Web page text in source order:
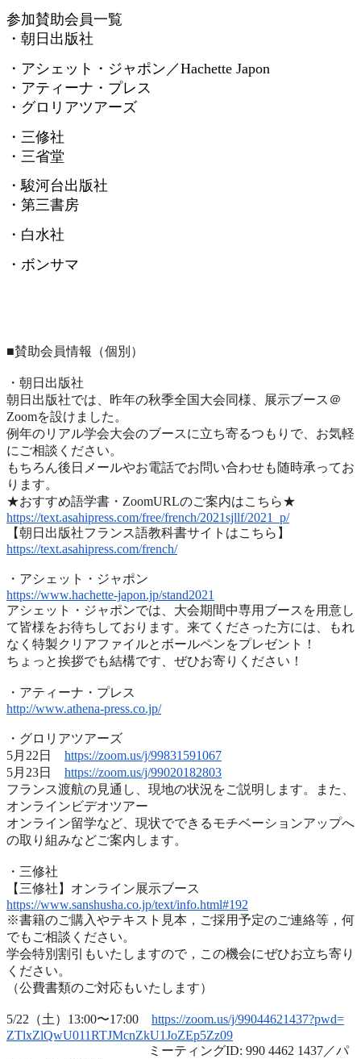
参加賛助会員一覧
・朝日出版社
・アシェット・ジャポン／Hachette Japon
・アティーナ・プレス
・グロリアツアーズ
・三修社
・三省堂
・駿河台出版社
・第三書房
・白水社
・ボンサマ
■賛助会員情報（個別）
・朝日出版社
朝日出版社では、昨年の秋季全国大会同様、展示ブース＠
Zoomを設けました。
例年のリアル学会大会のブースに立ち寄るつもりで、 お気軽
にご相談ください。
もちろん後日メールやお電話でお問い合わせも随時承ってお
ります。
★おすすめ語学書・ZoomURLのご案内はこちら★
https://text.asahipress.com/free/french/2021sjllf/2021_p/
【朝日出版社フランス語教科書サイトはこちら】
https://text.asahipress.com/french/
・アシェット・ジャポン
https://www.hachette-japon.jp/stand2021
アシェット・ジャポンでは、 大会期間中専用ブースを用意し
て皆様をお待ちしております。 来てくださった方には、
もれ
なく特製クリアファイルとボールペンをプレゼント！
ちょっと挨拶でも結構です、ぜひお寄りください！
・アティーナ・プレス
http://www.athena-press.co.jp/
・グロリアツアーズ
5月22日 https://zoom.us/j/99831591067
5月23日 https://zoom.us/j/99020182803
フランス渡航の見通し、現地の状況をご説明します。また、
オンラインビデオツアー
オンライン留学など、 現状でできるモチベーションアップへ
の取り組みなどご案内します。
・三修社
【三修社】オンライン展示ブース
https://www.sanshusha.co.jp/text/info.html#192
※書籍のご購入やテキスト見本，ご採用予定のご連絡等， 何
でもご相談ください。
学会特別割引もいたしますので， この機会にぜひお立ち寄り
ください。
（公費書類のご対応もいたします）
5/22（土）13:00〜17:00 https://zoom.us/j/99044621437?pwd=
ZTlxZlQwU011RTJMcnZkU1JoZEp5Zz09
ミーティングID: 990 4462 1437／パ